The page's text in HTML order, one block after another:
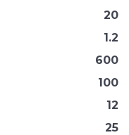
20
1.2
600
100
12
25